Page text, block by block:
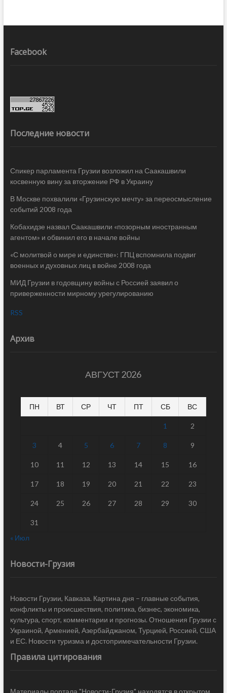
Facebook
Последние новости
Спикер парламента Грузии возложил на Саакашвили
косвенную вину за вторжение РФ в Украину
В Москве похвалили «Грузинскую мечту» за переосмысление
событий 2008 года
Кобахидзе назвал Саакашвили «позорным иностранным
агентом» и обвинил его в начале войны
«С молитвой о мире и единстве»: ГПЦ вспомнила подвиг
военных и духовных лиц в войне 2008 года
МИД Грузии в годовщину войны с Россией заявил о
приверженности мирному урегулированию
RSS
Архив
АВГУСТ 2026
ПН ВТ СР ЧТ ПТ СБ ВС
1 2
3 4 5 6 7 8 9
10 11 12 13 14 15 16
17 18 19 20 21 22 23
24 25 26 27 28 29 30
31
« Июл
Новости-Грузия
Новости Грузии, Кавказа. Картина дня – главные события,
конфликты и происшествия, политика, бизнес, экономика,
культура, спорт, комментарии и прогнозы. Отношения Грузии с
Украиной, Арменией, Азербайджаном, Турцией, Россией, США
и ЕС. Новости туризма и достопримечательности Грузии.
Правила цитирования
Материалы портала "Новости-Грузия" находятся в открытом